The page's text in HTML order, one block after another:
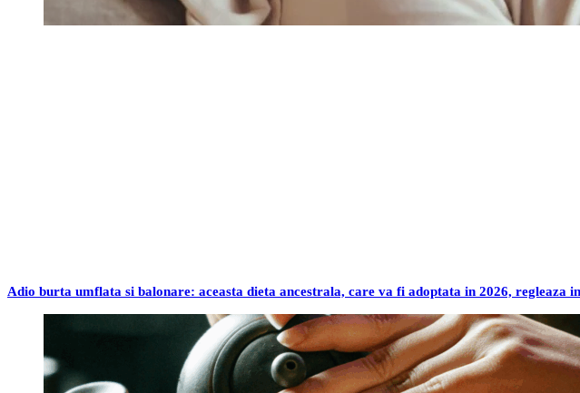
Adio burta umflata si balonare: aceasta dieta ancestrala, care va fi adoptata in 2026, regleaza